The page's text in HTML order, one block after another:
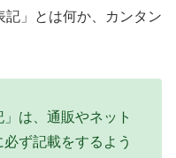
記」とは何か、カンタン
」は、通販やネット
ず記載をするよう